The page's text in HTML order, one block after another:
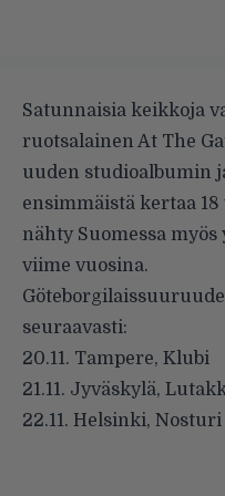
Satunnaisia keikkoja
ruotsalainen At The
uuden studioalbumin
ensimmäistä kertaa
nähty Suomessa
viime vuosina.
seuraavasti:
20.11. Tampere, Klubi
21.11. Jyväskylä,
22.11. Helsinki, Nosturi